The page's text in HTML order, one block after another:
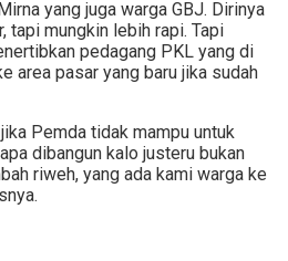
yang juga warga GBJ. Dirinya
tapi mungkin lebih rapi. Tapi
pedagang PKL yang di
area pasar yang baru jika sudah
Pemda tidak mampu untuk
dibangun kalo justeru bukan
riweh, yang ada kami warga ke